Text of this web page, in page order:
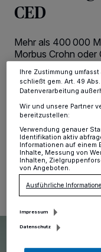
CED
Mehr als 400 000
Morbus Crohn oder
Einflüsse der
Ein zentrales Live-
die neuesten
09.05.2026 , 09:53
Anzeigen
dieses Menü jederzeit
Einstellungen oder
Ihre Einstellungen
Informationen finden
Ihre Zustimmung
schließt gem. Art. 49
Datenverarbeitung
Wir und unsere Partner
bereitzustellen:
Verwendung genauer
Identifikation aktiv
Informationen auf einem
Inhalte, Messung von
Inhalten,
von Angeboten.
Ausführliche
Impressum
Datenschutz